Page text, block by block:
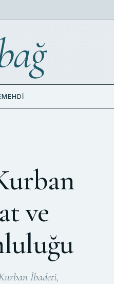
MEHDI
ve
İbadeti,